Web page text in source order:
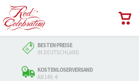
BESTEN PREISE
IN DEUTSCHLAND
KOSTENLOSER VERSAND
AB 149,-€